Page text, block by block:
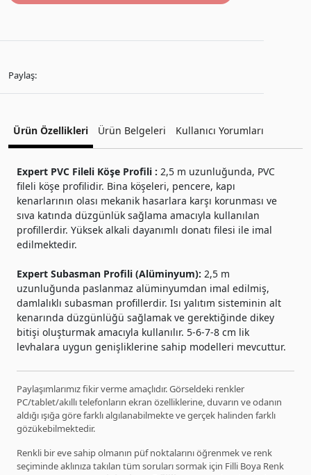
Paylaş:
Ürün Özellikleri Ürün Belgeleri Kullanıcı Yorumları
Expert PVC Fileli Köşe Profili : 2,5 m uzunluğunda, PVC
fileli köşe profilidir. Bina köşeleri, pencere, kapı
kenarlarının olası mekanik hasarlara karşı korunması ve
sıva katında düzgünlük sağlama amacıyla kullanılan
profillerdir. Yüksek alkali dayanımlı donatı filesi ile imal
edilmektedir.
Expert Subasman Profili (Alüminyum): 2,5 m
uzunluğunda paslanmaz alüminyumdan imal edilmiş,
damlalıklı subasman profillerdir. Isı yalıtım sisteminin alt
kenarında düzgünlüğü sağlamak ve gerektiğinde dikey
bitişi oluşturmak amacıyla kullanılır. 5-6-7-8 cm lik
levhalara uygun genişliklerine sahip modelleri mevcuttur.
Paylaşımlarımız fikir verme amaçlıdır. Görseldeki renkler
PC/tablet/akıllı telefonların ekran özelliklerine, duvarın ve odanın
aldığı ışığa göre farklı algılanabilmekte ve gerçek halinden farklı
gözükebilmektedir.
Renkli bir eve sahip olmanın püf noktalarını öğrenmek ve renk
seçiminde aklınıza takılan tüm soruları sormak için Filli Boya Renk